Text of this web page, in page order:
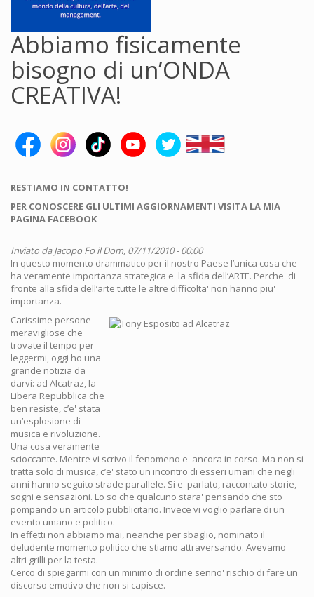
Abbiamo fisicamente
bisogno di un’ONDA
CREATIVA!
RESTIAMO IN CONTATTO!
PER CONOSCERE GLI ULTIMI AGGIORNAMENTI VISITA LA MIA
PAGINA FACEBOOK
Inviato daJacopo Fo il Dom, 07/11/2010 - 00:00
In questo momento drammatico per il nostro Paese l’unica cosa che
ha veramente importanza strategica e' la sfida dell’ARTE. Perche' di
fronte alla sfida dell’arte tutte le altre difficolta' non hanno piu'
importanza.
Carissime persone
meravigliose che
trovate il tempo per
leggermi, oggi ho una
grande notizia da
darvi: ad Alcatraz, la
Libera Repubblica che
ben resiste, c’e' stata
un’esplosione di
musica e rivoluzione.
Una cosa veramente
scioccante. Mentre vi scrivo il fenomeno e' ancora in corso. Ma non si
tratta solo di musica, c’e' stato un incontro di esseri umani che negli
anni hanno seguito strade parallele. Si e' parlato, raccontato storie,
sogni e sensazioni. Lo so che qualcuno stara' pensando che sto
pompando un articolo pubblicitario. Invece vi voglio parlare di un
evento umano e politico.
In effetti non abbiamo mai, neanche per sbaglio, nominato il
deludente momento politico che stiamo attraversando. Avevamo
altri grilli per la testa.
Cerco di spiegarmi con un minimo di ordine senno' rischio di fare un
discorso emotivo che non si capisce.